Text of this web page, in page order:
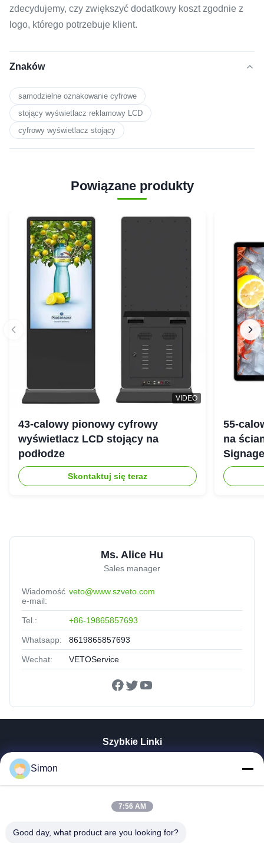
zdecydujemy, czy zwiększyć dodatkowy koszt zgodnie z
logo, którego potrzebuje klient.
Znaków
samodzielne oznakowanie cyfrowe
stojący wyświetlacz reklamowy LCD
cyfrowy wyświetlacz stojący
Powiązane produkty
VIDEO
43-calowy pionowy cyfrowy
wyświetlacz LCD stojący na
podłodze
Skontaktuj się teraz
55-
na
Ms. Alice Hu
Sales manager
Wiadomość
e-mail:
veto@www.szveto.com
Tel.: +86-19865857693
Whatsapp: 8619865857693
Wechat: VETOService
Szybkie Linki
O Nas
Kontrola Jakości
Simon
7:56 AM
Good day, what product are you looking for?